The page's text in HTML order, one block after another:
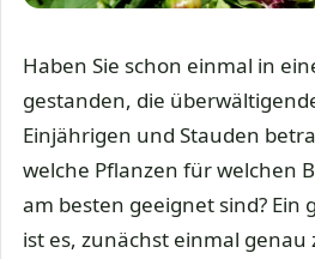
Haben Sie schon einmal in
gestanden, die
Einjährigen und Stauden
welche Pflanzen für welchen
am besten geeignet sind? Ein
ist es, zunächst einmal